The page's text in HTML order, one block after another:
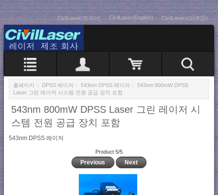
CivilLaser(한국어) CivilLaser(English) CivilLasers(日本語)
홈페이지 :: DPSS 레이저 :: 543nm DPSS 레이저 :: 543nm 800mW DPSS
Laser 그린 레이저 시스템 전원 공급 장치 포함
543nm 800mW DPSS Laser 그린 레이저 시
스템 전원 공급 장치 포함
543nm DPSS 레이저
Product 5/5
Previous Next